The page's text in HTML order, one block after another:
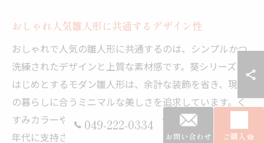
おしゃれ人気雛人形に共通するデザイン性
おしゃれで人気の雛人形に共通するのは、シンプルかつ
洗練されたデザインと上質な素材感です。葵シリーズを
はじめとするモダン雛人形は、余計な装飾を省き、現代
の暮らしに合うミニマルな美しさを追求しています。く
すみカラーや木製の温もりが部屋を優しく彩り、幅広い
年代に支持されています。
049-222-0334
お問い合わせ ご購入